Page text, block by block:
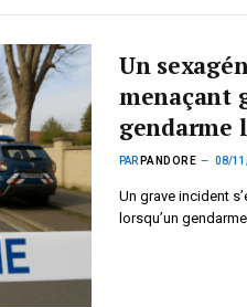
Un
menaçant
gendarme
PAR PANDORE 08/
Un grave incident
lorsqu’un